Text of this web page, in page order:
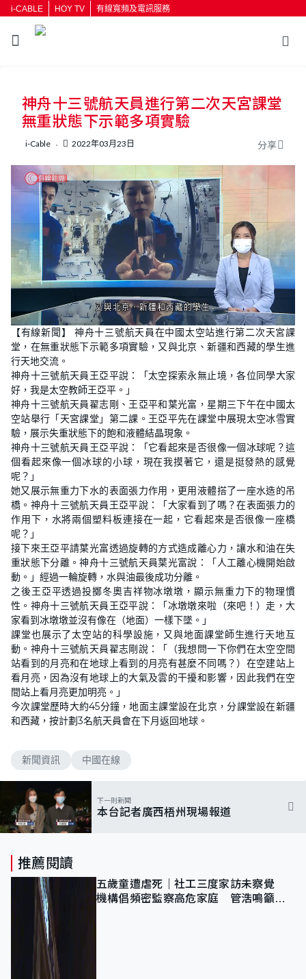
i-CABLE HOY TV 有線寬頻及電訊服務
按輸入鍵開始搜尋
神舟十三號航天員進行第二次天宮課堂
無重狀態下示範多項實驗
i-Cable 2022年03月23日 分享
U
n
m
u
t
e
L
o
a
d
e
3
4
.
9
7
%
【有線新聞】 神舟十三號航天員在中國太空站進行第二次天宮課
堂，在無重狀態下示範多項實驗，又與北京、新疆和西藏的學生進
行天地交流。
神舟十三號航天員王亞平說：「太空探索永無止境，各位同學大家
好，我是太空教師王亞平。」
神舟十三號航天員翟志剛、王亞平和葉光富，星期三下午在中國太
空站舉行「天宮課堂」第二課。王亞平先在課堂中展現太空冰雪實
驗，展示失重狀態下的飽和液體結晶現象。
神舟十三號航天員王亞平說：「它看起來是否很像一個冰球呢？這
個看起來像一個冰球的小球，現在我摸著它，還是挺發熱的感覺
呢？」
她又展示無重力下水的表面張力作用，更用液體搭了一座水造的吊
橋。神舟十三號航天員王亞平說：「大家看到了嗎？在表面張力的
作用下，水將兩個塑料板連接在一起，它看起來是否很像一座橋
呢？」
接下來王亞平請葉光富透過旋轉的方式造成離心力，讓水和油在失
重狀態下分離。神舟十三號航天員葉光富說：「人工離心機開始啟
動。」經過一輪旋轉，水與油最後成功分離。
之後王亞平透過投擲冬奧吉祥物冰墩墩，顯示無重力下的物理慣
性。神舟十三號航天員王亞平說：「冰墩墩來啦（來吧！）走，大
家看到冰墩墩並沒有像在（地面）一樣下墜。」
課堂也展示了太空站的科學設施，又與地面課堂師生進行天地互
動。神舟十三號航天員翟志剛說：「（我想問一下你們在太空空間
站看到的月亮和在地球上看到的月亮有甚麼不同嗎？）在空建站上
看月亮，因為沒有地球上的大氣及雲的干擾和影響，因此我們在空
間站上看月亮更加明亮。」
今次課堂歷時大約45分鐘，地面主課堂設在北京，分課堂設在新疆
和西藏，按計劃3名航天員會在下月返回地球。
新聞資訊 中國在線
下一則新聞
本台記者廣西梧州現場報道
推薦閱讀
五歲童遭虐死｜社工三度家訪未察覺
機構倡頻密監察高危家庭 管浩鳴籲加